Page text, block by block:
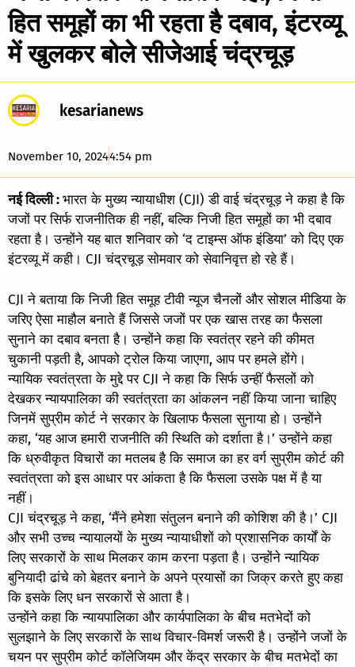
हित समूहों का भी रहता है दबाव, इंटरव्यू
में खुलकर बोले सीजेआई चंद्रचूड़
kesarianews
November 10, 20244:54 pm
नई दिल्ली :भारत के मुख्य न्यायाधीश (CJI) डी वाई चंद्रचूड़ ने कहा है कि
जजों पर सिर्फ राजनीतिक ही नहीं, बल्कि निजी हित समूहों का भी दबाव
रहता है। उन्होंने यह बात शनिवार को ‘द टाइम्स ऑफ इंडिया’ को दिए एक
इंटरव्यू में कही। CJI चंद्रचूड़ सोमवार को सेवानिवृत्त हो रहे हैं।
CJI ने बताया कि निजी हित समूह टीवी न्यूज चैनलों और सोशल मीडिया के
जरिए ऐसा माहौल बनाते हैं जिससे जजों पर एक खास तरह का फैसला
सुनाने का दबाव बनता है। उन्होंने कहा कि स्वतंत्र रहने की कीमत
चुकानी पड़ती है, आपको ट्रोल किया जाएगा, आप पर हमले होंगे।
न्यायिक स्वतंत्रता के मुद्दे पर CJI ने कहा कि सिर्फ उन्हीं फैसलों को
देखकर न्यायपालिका की स्वतंत्रता का आंकलन नहीं किया जाना चाहिए
जिनमें सुप्रीम कोर्ट ने सरकार के खिलाफ फैसला सुनाया हो। उन्होंने
कहा, ‘यह आज हमारी राजनीति की स्थिति को दर्शाता है।’ उन्होंने कहा
कि ध्रुवीकृत विचारों का मतलब है कि समाज का हर वर्ग सुप्रीम कोर्ट की
स्वतंत्रता को इस आधार पर आंकता है कि फैसला उसके पक्ष में है या
नहीं।
CJI चंद्रचूड़ ने कहा, ‘मैंने हमेशा संतुलन बनाने की कोशिश की है।’ CJI
और सभी उच्च न्यायालयों के मुख्य न्यायाधीशों को प्रशासनिक कार्यों के
लिए सरकारों के साथ मिलकर काम करना पड़ता है। उन्होंने न्यायिक
बुनियादी ढांचे को बेहतर बनाने के अपने प्रयासों का जिक्र करते हुए कहा
कि इसके लिए धन सरकारों से आता है।
उन्होंने कहा कि न्यायपालिका और कार्यपालिका के बीच मतभेदों को
सुलझाने के लिए सरकारों के साथ विचार-विमर्श जरूरी है। उन्होंने जजों के
चयन पर सुप्रीम कोर्ट कॉलेजियम और केंद्र सरकार के बीच मतभेदों का